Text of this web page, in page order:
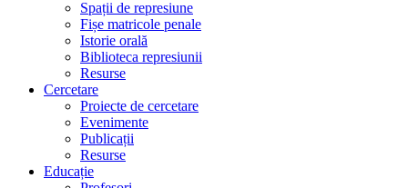
Spații de represiune
Fișe matricole penale
Istorie orală
Biblioteca represiunii
Resurse
Cercetare
Proiecte de cercetare
Evenimente
Publicații
Resurse
Educație